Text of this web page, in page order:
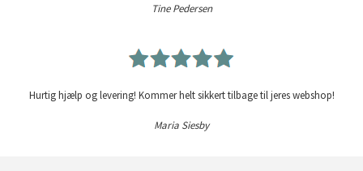
Tine Pedersen
Hurtig hjælp og levering! Kommer helt sikkert tilbage til jeres webshop!
Maria Siesby